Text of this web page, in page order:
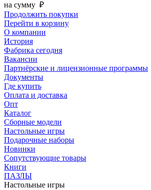
на сумму ₽
Продолжить покупки
Перейти в корзину
О компании
История
Фабрика сегодня
Вакансии
Партнёрские и лицензионные программы
Документы
Где купить
Оплата и доставка
Опт
Каталог
Сборные модели
Настольные игры
Подарочные наборы
Новинки
Сопутствующие товары
Книги
ПАЗЛЫ
Настольные игры